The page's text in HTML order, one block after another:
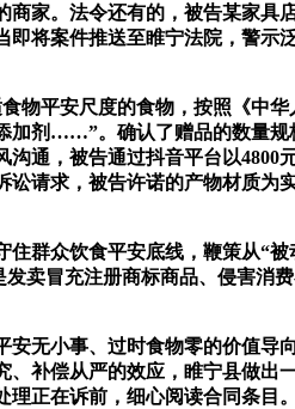
家。法令还有的，被告某家具
将案件推送至睢宁法院，警示
平安尺度的食物，按照《中华
剂……”。确认了赠品的数量规
通，被告通过抖音平台以4800
请求，被告许诺的产物材质为
众饮食平安底线，鞭策从“被
卖冒充注册商标商品、侵害消
小事、过时食物零的价值导
补偿从严的效应，睢宁县做出
正在诉前，细心阅读合同条目。